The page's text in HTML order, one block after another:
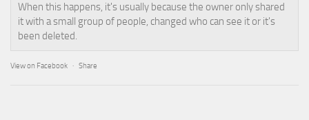
When this happens, it's usually because the owner only shared
it with a small group of people, changed who can see it or it's
been deleted.
View on Facebook · Share